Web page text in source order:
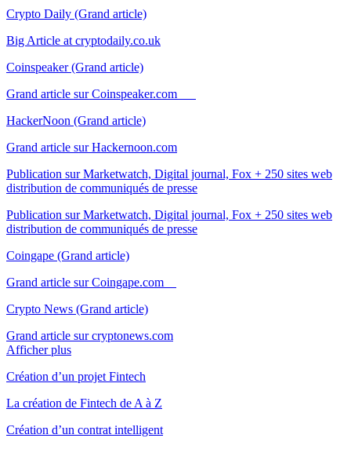
Crypto Daily (Grand article)
Big Article at cryptodaily.co.uk
Coinspeaker (Grand article)
Grand article sur Coinspeaker.com
HackerNoon (Grand article)
Grand article sur Hackernoon.com
Publication sur Marketwatch, Digital journal, Fox + 250 sites web
distribution de communiqués de presse
Publication sur Marketwatch, Digital journal, Fox + 250 sites web
distribution de communiqués de presse
Coingape (Grand article)
Grand article sur Coingape.com
Crypto News (Grand article)
Grand article sur cryptonews.com
Afficher plus
Création d’un projet Fintech
La création de Fintech de A à Z
Création d’un contrat intelligent